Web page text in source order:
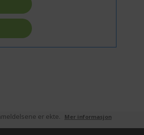
er ekte. Mer informasjon